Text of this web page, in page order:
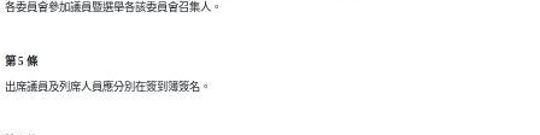
各委員會參加議員暨選舉各該委員會召集人。
第 5 條
出席議員及列席人員應分別在簽到簿簽名。